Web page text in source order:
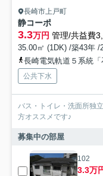
長崎市上戸町
静コーポ
3.3万円 管理/共益費
35.00㎡ (1DK) /築43年 /
長崎電気軌道５系統
公共下水
バス・トイレ・洗面所独
方オススメです♪
募集中の部屋
102
3.3万